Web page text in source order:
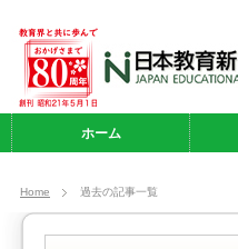
ホーム
Home 過去の記事一覧